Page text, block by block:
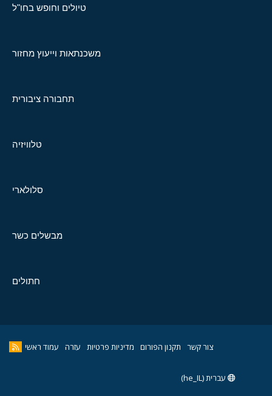
טיולים וחופש בחו"ל
משכנתאות וייעוץ מחזור
תחבורה ציבורית
טלוויזיה
סלולארי
מבשלים כשר
חתולים
צור קשר תקנון הפורום מדיניות פרטיות עזרה עמוד ראשי
עברית (he_IL)